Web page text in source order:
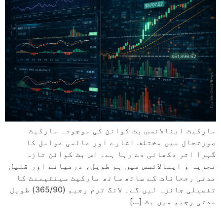
مارکیٹ اینالائسس بٹ کوائن کی موجودہ مارکیٹ
صورتحال میں مختلف اشارے اور عالمی عوامل کا
گہرا اثر دکھائی دے رہا ہے۔ اس بٹ کوائن تازہ
تجزیہ و اینالائسس میں ہم طویل، درمیانے اور قلیل
مدتی رجحانات کے ساتھ ساتھ مارکیٹ سینٹیمنٹ کا
تفصیلی جائزہ لیں گے۔ لانگ ٹرم رجیم (365/90) طویل
مدتی رجیم میں بٹ […]